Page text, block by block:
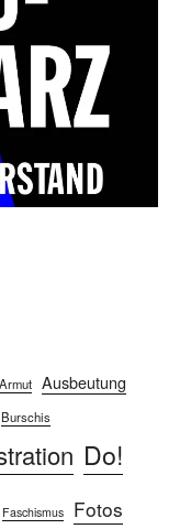
Armut Ausbeutung
Burschis
Do!
Faschismus Fotos